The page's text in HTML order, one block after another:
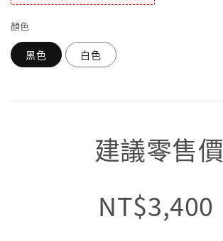
顏色
黑色 白色
建議零售價
NT$3,400